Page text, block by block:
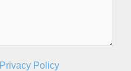
Privacy Policy